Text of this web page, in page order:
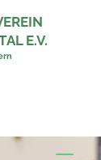
E.V.